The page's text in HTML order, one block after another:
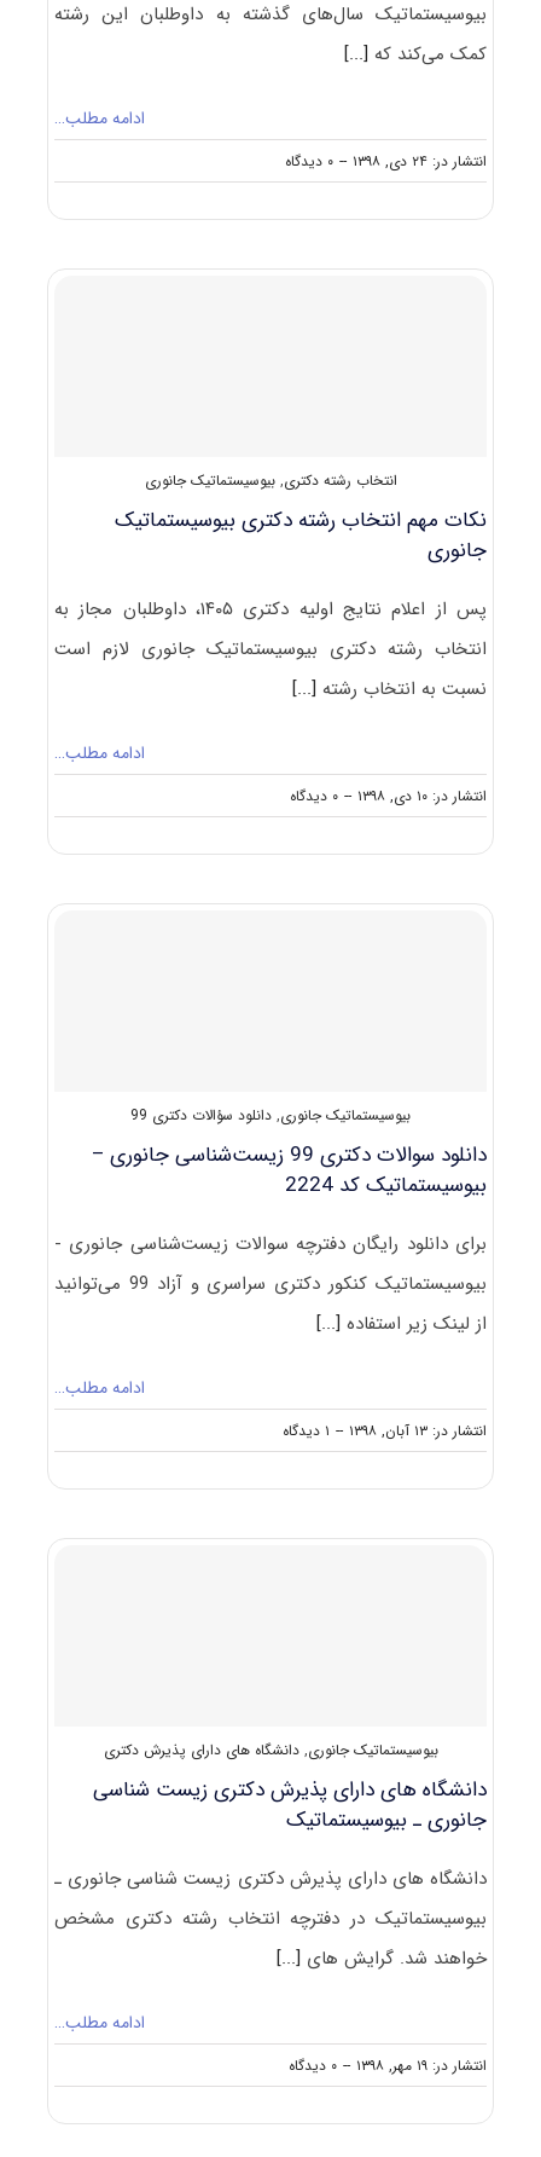
بیوسیستماتیک سال‌های گذشته به داوطلبان این رشته
کمک می‌کند که [...]
ادامه مطلب…
انتشار در: ۲۴ دی, ۱۳۹۸ -- ۰ دیدگاه
on
کارنامه
آزمون
انتخاب رشته دکتری,بیوسیستماتیک جانوری
نکات مهم انتخاب رشته دکتری بیوسیستماتیک
جانوری
پس از اعلام نتایج اولیه دکتری ۱۴۰۵، داوطلبان مجاز به
انتخاب رشته دکتری بیوسیستماتیک جانوری لازم است
نسبت به انتخاب رشته [...]
ادامه مطلب…
انتشار در: ۱۰ دی, ۱۳۹۸ -- ۰ دیدگاه
on
نکات
دکتری
بیوسیستماتیک جانوری, دانلود سؤالات دکتری 99
دانلود سوالات دکتری 99 زیست‌شناسی جانوری –
بیوسیستماتیک کد 2224
برای دانلود رایگان دفترچه سوالات زیست‌شناسی جانوری -
بیوسیستماتیک کنکور دکتری سراسری و آزاد 99 می‌توانید
از لینک زیر استفاده[...]
ادامه مطلب…
انتشار در: ۱۳ آبان, ۱۳۹۸ -- ۱ دیدگاه
on
دانلود
زیست‌شناسی
بیوسیستماتیک جانوری,دانشگاه های دارای پذیرش دکتری
دانشگاه های دارای پذیرش دکتری زیست شناسی
ﺟﺎﻧﻮری ـ ﺑﻴﻮسیستماتیک
دانشگاه های دارای پذیرش دکتری زیست شناسی ﺟﺎﻧﻮری ـ
بیوسیستماتیک در دفترچه انتخاب رشته دکتری مشخص
خواهند شد. گرایش های [...]
ادامه مطلب…
انتشار در: ۱۹ مهر, ۱۳۹۸ -- ۰ دیدگاه
on
دانشگاه